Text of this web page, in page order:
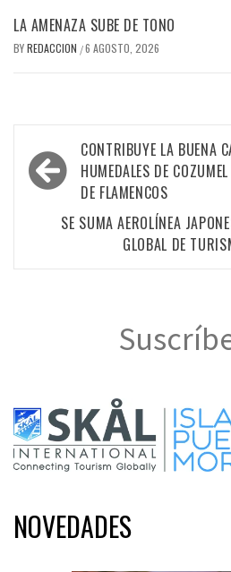
LA AMENAZA SUBE DE TONO
BYREDACCION /6 AGOSTO, 2026
Navegación
de
entradas
CONTRIBUYE LA BUENA
HUMEDALES DE
DE FLAMENCOS
SE SUMA AEROLÍNEA
GLOBAL DE
NOVEDADES